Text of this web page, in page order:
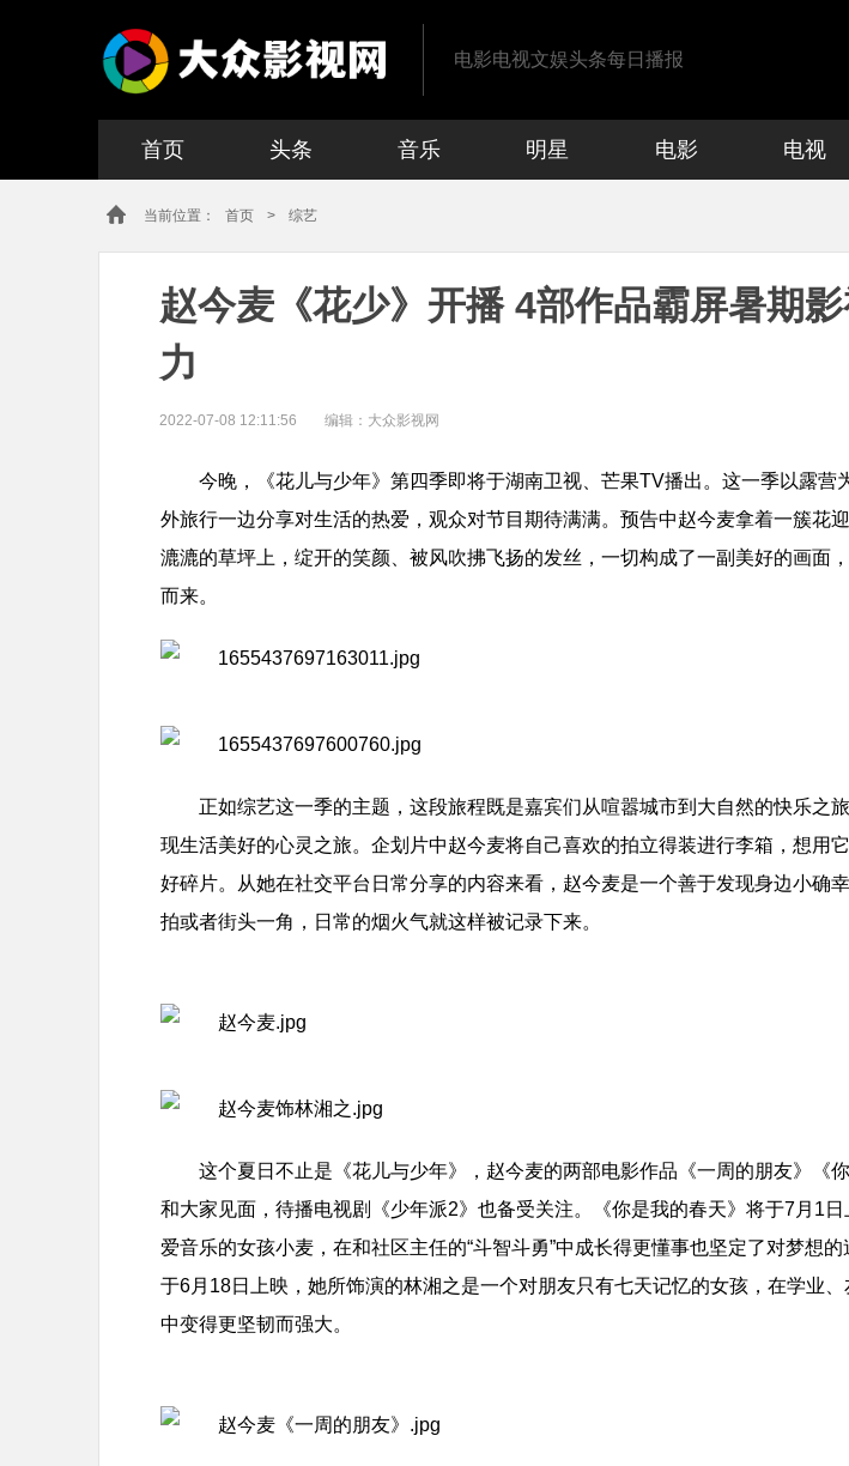
电影电视文娱头条每日播报
首页 头条 音乐 明星 电影 电视
当前位置： 首页 > 综艺
赵今麦《花少》开播 4部作品霸屏暑期
力​
2022-07-08 12:11:56 编辑： 大众影视网
今晚，《花儿与少年》第四季即将于湖南卫视、芒果TV播出。这一季以露营
外旅行一边分享对生活的热爱，观众对节目期待满满。预告中赵今麦拿着一簇花
漉漉的草坪上，绽开的笑颜、被风吹拂飞扬的发丝，一切构成了一副美好的画面
而来。
正如综艺这一季的主题，这段旅程既是嘉宾们从喧嚣城市到大自然的快乐之
现生活美好的心灵之旅。企划片中赵今麦将自己喜欢的拍立得装进行李箱，想用
好碎片。从她在社交平台日常分享的内容来看，赵今麦是一个善于发现身边小确
拍或者街头一角，日常的烟火气就这样被记录下来。
这个夏日不止是《花儿与少年》，赵今麦的两部电影作品《一周的朋友》《
和大家见面，待播电视剧《少年派2》也备受关注。《你是我的春天》将于7月1
爱音乐的女孩小麦，在和社区主任的“斗智斗勇”中成长得更懂事也坚定了对梦想
于6月18日上映，她所饰演的林湘之是一个对朋友只有七天记忆的女孩，在学业
中变得更坚韧而强大。